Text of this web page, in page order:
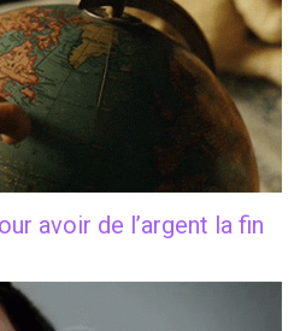
avoir de l’argent la fin